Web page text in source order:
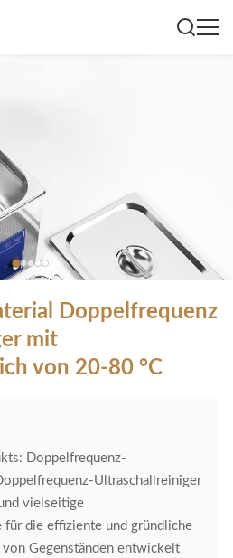
Doppelfrequenz
mit
von 20-80 °C
Doppelfrequenz-
Ultraschallreiniger
vielseitige
für die effiziente und gründliche
von Gegenständen entwickelt